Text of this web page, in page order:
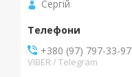
Сергій
+380 (97) 797-33-97
VIBER / Telegram